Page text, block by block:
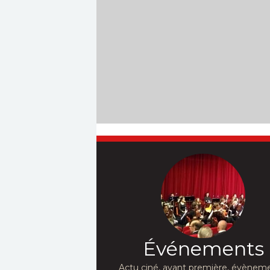
Événements
Actu ciné, avant première,